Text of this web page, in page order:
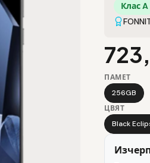
Клас A
ПАМЕТ
256GB
ЦВЯТ
Black